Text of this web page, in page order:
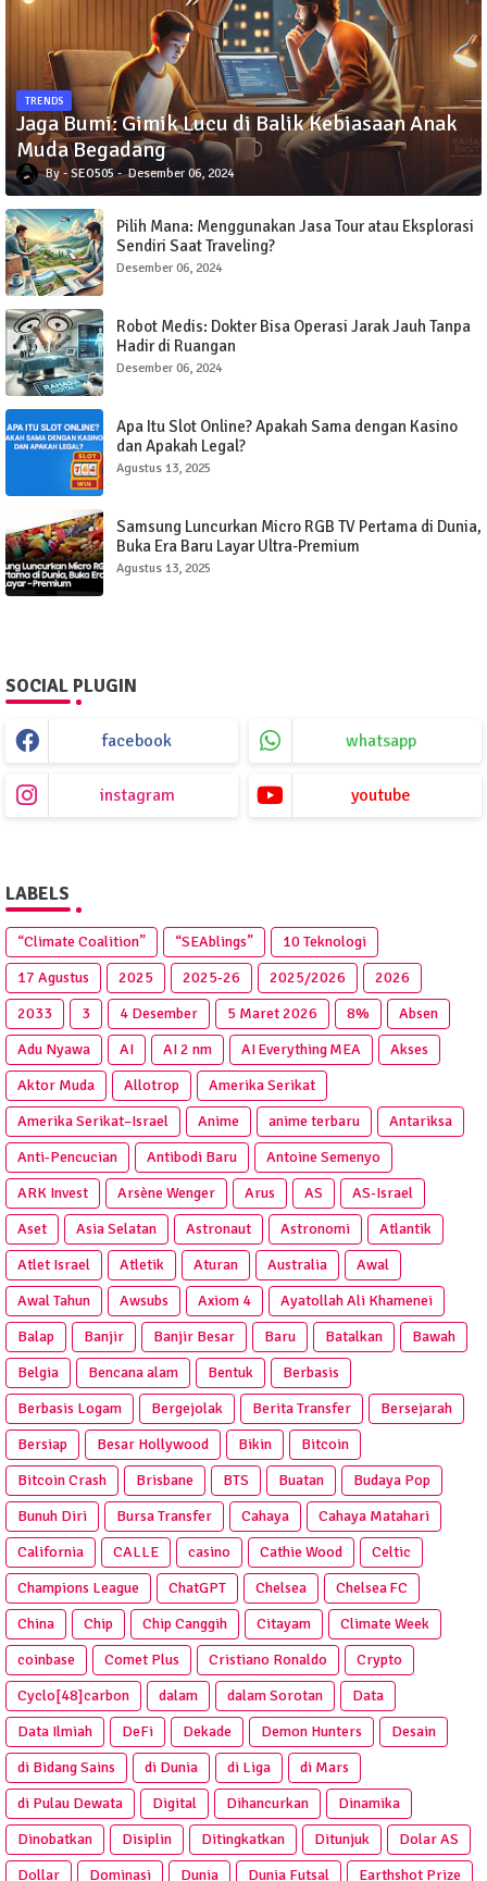
TRENDS
Jaga Bumi: Gimik Lucu di Balik Kebiasaan Anak
Muda Begadang
SEO505 Desember 06, 2024
Pilih Mana: Menggunakan Jasa Tour atau Eksplorasi
Sendiri Saat Traveling?
Desember 06, 2024
Robot Medis: Dokter Bisa Operasi Jarak Jauh Tanpa
Hadir di Ruangan
Desember 06, 2024
Apa Itu Slot Online? Apakah Sama dengan Kasino
dan Apakah Legal?
Agustus 13, 2025
Samsung Luncurkan Micro RGB TV Pertama di Dunia,
Buka Era Baru Layar Ultra-Premium
Agustus 13, 2025
SOCIAL PLUGIN
facebook whatsapp
instagram youtube
LABELS
“Climate Coalition” “SEAblings”
10 Teknologi
17 Agustus
2025 2025‑26 2025/2026
2026
2033
3 4 Desember 5 Maret 2026 8%
Absen
Adu Nyawa
AI AI 2 nm AI Everything MEA
Akses
Aktor Muda
Allotrop
Amerika Serikat
Amerika Serikat–Israel
Anime anime terbaru
Antariksa
Anti‑Pencucian
Antibodi Baru
Antoine Semenyo
ARK Invest
Arsène Wenger Arus AS
AS-Israel
Aset
Asia Selatan Astronaut Astronomi
Atlantik
Atlet Israel
Atletik Aturan Australia
Awal
Awal Tahun
Awsubs Axiom 4
Ayatollah Ali Khamenei
Balap
Banjir Banjir Besar Baru Batalkan
Bawah
Belgia
Bencana alam Bentuk
Berbasis
Berbasis Logam
Bergejolak Berita Transfer
Bersejarah
Bersiap
Besar Hollywood Bikin
Bitcoin
Bitcoin Crash
Brisbane BTS Buatan
Budaya Pop
Bunuh Diri
Bursa Transfer Cahaya
Cahaya Matahari
California
CALLE casino Cathie Wood
Celtic
Champions League
ChatGPT Chelsea
Chelsea FC
China
Chip Chip Canggih Citayam
Climate Week
coinbase
Comet Plus Cristiano Ronaldo
Crypto
Cyclo[48]carbon
dalam dalam Sorotan
Data
Data Ilmiah
DeFi Dekade Demon Hunters
Desain
di Bidang Sains
di Dunia di Liga
di Mars
di Pulau Dewata
Digital Dihancurkan
Dinamika
Dinobatkan
Disiplin Ditingkatkan Ditunjuk
Dolar AS
Dollar
Dominasi Dunia Dunia Futsal Earthshot Prize